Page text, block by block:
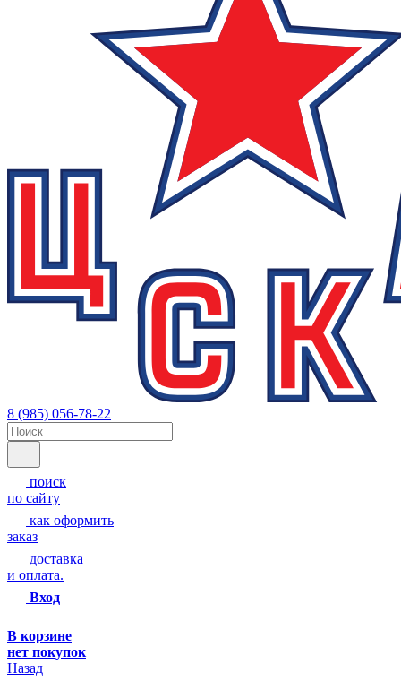
8 (985) 056-78-22
поиск
по сайту
как оформить
заказ
доставка
и оплата.
Вход
В корзине
нет покупок
Назад